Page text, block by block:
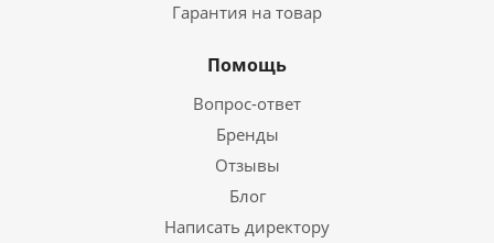
Гарантия на товар
Помощь
Вопрос-ответ
Бренды
Отзывы
Блог
Написать директору